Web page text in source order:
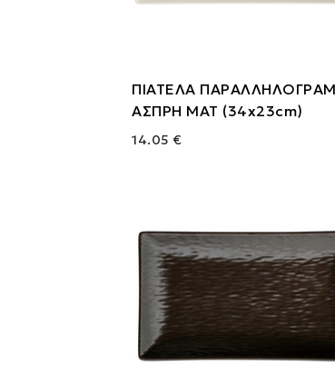
ΠΙΑΤΕΛΑ
ΑΣΠΡΗ ΜΑΤ (34x23cm)
14.05 €